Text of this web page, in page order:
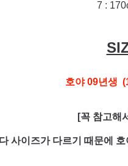
7 : 17
호야 09년생
[꼭 참고해
사이즈가 다르기 때문에